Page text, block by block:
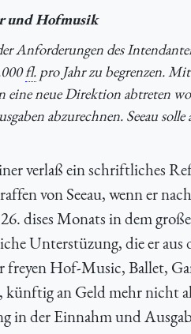
und Hofmusik
Anforderungen des
fl. pro Jahr zu begrenzen.
eine neue Direktion abtreten
abzurechnen. Seeau
verlaß ein schriftliches
von Seeau, wenn er
dises Monats in dem
Unterstüzung, die er
freyen Hof-Music, Ballet,
künftig an Geld mehr nicht
in der Einnahm und